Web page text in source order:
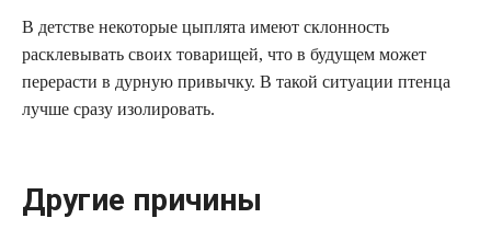
В детстве некоторые цыплята имеют склонность
расклевывать своих товарищей, что в будущем может
перерасти в дурную привычку. В такой ситуации птенца
лучше сразу изолировать.
Другие причины